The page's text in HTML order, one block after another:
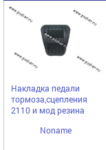
Накладка педали
тормоза,сцепления
2110 и мод резина
Noname